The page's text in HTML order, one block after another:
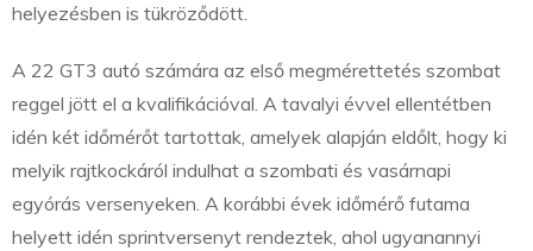
helyezésben is tükröződött.
A 22 GT3 autó számára az első megmérettetés szombat
reggel jött el a kvalifikációval. A tavalyi évvel ellentétben
idén két időmérőt tartottak, amelyek alapján eldőlt, hogy ki
melyik rajtkockáról indulhat a szombati és vasárnapi
egyórás versenyeken. A korábbi évek időmérő futama
helyett idén sprintversenyt rendeztek, ahol ugyanannyi